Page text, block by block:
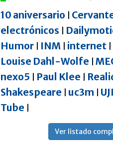
10 aniversario
electrónicos
Humor INM internet
Louise Dahl-Wolfe
nexo5 Paul Klee
Shakespeare uc3m UJI
Tube
Ver listado